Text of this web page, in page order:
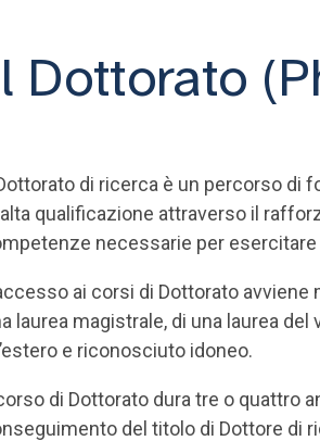
Dottorato
di ricerca è un percorso di
qualificazione attraverso il
necessarie per
ai corsi di Dottorato
laurea magistrale, di una laurea
e riconosciuto idoneo.
di Dottorato dura tre o quattro
del titolo di Dottore di